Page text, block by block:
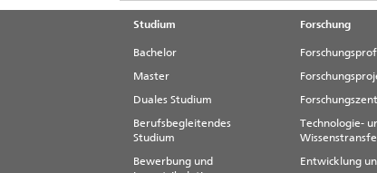
Studium
Bachelor
Master
Duales Studium
Berufsbegleitendes
Studium
Bewerbung und
Forschung
Technologie-
Entwicklung